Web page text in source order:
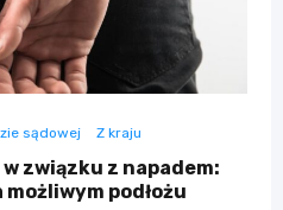
sądowej Z kraju
związku z napadem:
podłożu